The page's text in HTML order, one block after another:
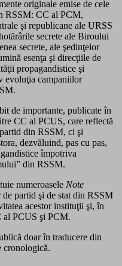
originale emise de cele
RSSM: CC al PCM,
şi republicane ale URSS
secrete ale Biroului
secrete, ale şedinţelor
esenţa şi direcţiile de
propagandistice şi
evoluţia campaniilor
de importante, publicate în
CC al PCUS, care reflectă
din RSSM, ci şi
dezvăluind, pas cu pas,
împotriva
din RSSM.
numeroasele Note
partid şi de stat din RSSM
acestor instituţii şi, în
al PCUS şi PCM.
doar în traducere din
cronologică.